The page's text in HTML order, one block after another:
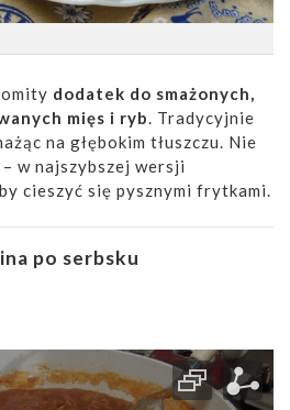
dodatek do smażonych,
mięs i ryb. Tradycyjnie
na głębokim tłuszczu. Nie
w najszybszej wersji
cieszyć się pysznymi frytkami.
po serbsku